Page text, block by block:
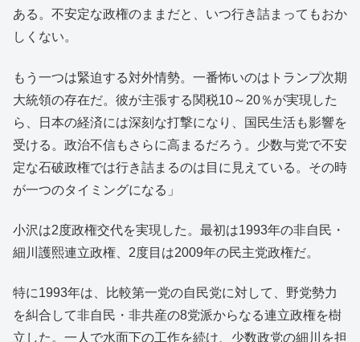
ある。不安定な政権のままだと、いつ行き詰まってもおか
しくない。
もう一つは緊迫する対外情勢。一番怖いのはトランプ次期
大統領の存在だ。彼が主張する関税10～20％が実現した
ら、日本の経済には深刻な打撃になり、国民生活も影響を
受ける。政治不信もさらに高まるだろう。少数与党で不安
定な石破政権では行き詰まるのは目に見えている。その時
が一つのタイミングになる」
小沢は2度政権交代を実現した。最初は1993年の非自民・
細川護熙連立政権、2度目は2009年の民主党政権だ。
特に1993年は、比較第一党の自民党に対して、野党勢力
を糾合して非自民・非共産の8党派からなる連立政権を樹
立した。一人で水面下の工作を続け、少数政党の細川を担